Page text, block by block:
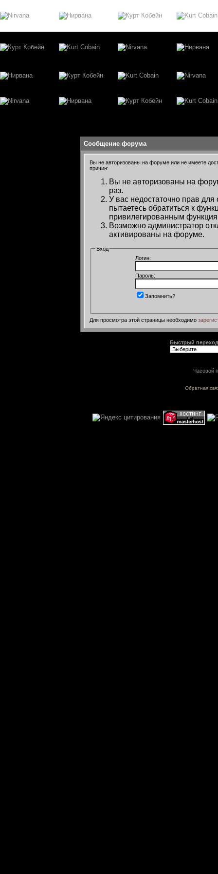
Сообщение форума
Вы не авторизованы на форуме или не имеете
причин:
Вы не авторизованы на
раз.
У вас недостаточно прав
пытаетесь обратиться к
привилегированным
Возможно администратор
активированы на форуме.
Вход
Логин:
Пароль:
Запомнить?
Для просмотра этой страницы необходимо
Быстрый переход
Часовой
Обратная